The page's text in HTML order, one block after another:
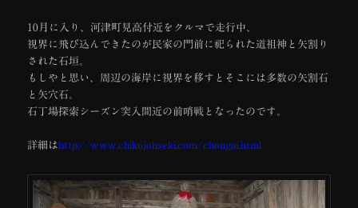
10月に入り、河津町見高付近をクルマで走行中、
視界に飛び込んできたのが民家の門前に祀られた道祖神と矢割り
された石垣。
もしやと思い、周辺の海岸に視界を移すとそこには多数の矢割石
と矢穴石。
石丁場探索シーズン突入間近の前哨戦となったのです。
詳細は http://www.chikujohseki.com/chougai.html